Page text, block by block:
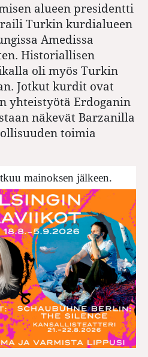
alueen presidentti
Turkin kurdialueen
Amedissa
Historiallisen
oli myös Turkin
Jotkut kurdit ovat
yhteistyötä Erdoganin
näkevät Barzanilla
toimia
mainoksen jälkeen.